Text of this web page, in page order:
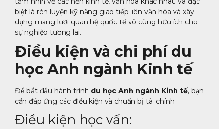
biệt là rèn luyện kỹ năng giao tiếp liên văn hóa và xây
dựng mạng lưới quan hệ quốc tế vô cùng hữu ích cho
sự nghiệp tương lai.
Điều kiện và chi phí du
học Anh ngành Kinh tế
Để bắt đầu hành trình du học Anh ngành Kinh tế, bạn
cần đáp ứng các điều kiện và chuẩn bị tài chính.
Điều kiện học vấn: